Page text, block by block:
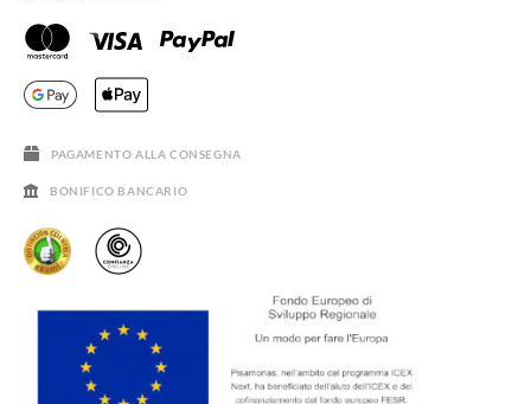
BLOG & NEWS
AVVISO LEGALE, PRIVACY E COOKIES
GUIDA ALLE TAGLIE
CONTATTO
ORARIO PISAMONAS
DOMANDE FREQUENTI
PAGAMENTO ALLA CONSEGNA
BONIFICO BANCARIO